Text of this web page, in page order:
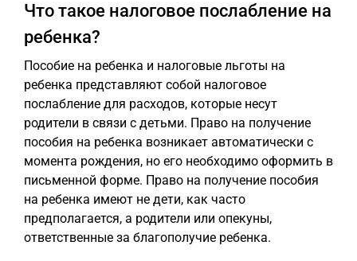
Что такое налоговое послабление на
ребенка?
Пособие на ребенка и налоговые льготы на
ребенка представляют собой налоговое
послабление для расходов, которые несут
родители в связи с детьми. Право на получение
пособия на ребенка возникает автоматически с
момента рождения, но его необходимо оформить в
письменной форме. Право на получение пособия
на ребенка имеют не дети, как часто
предполагается, а родители или опекуны,
ответственные за благополучие ребенка.